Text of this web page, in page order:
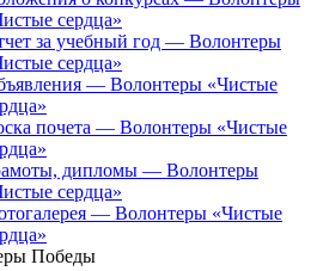
сердца»
за учебный год — Волонтеры
сердца»
— Волонтеры «Чистые
почета — Волонтеры «Чистые
дипломы — Волонтеры
сердца»
— Волонтеры «Чистые
Победы